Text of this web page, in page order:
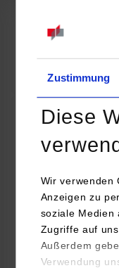
Zustimmung
Diese
Wir verwenden
Anzeigen zu
soziale Medien
Zugriffe auf
Außerdem
Verwendung
Online INDIS-
Zum Event
nachhaltige
16.09.2026 -
Im Mittelpunkt
nachhaltige